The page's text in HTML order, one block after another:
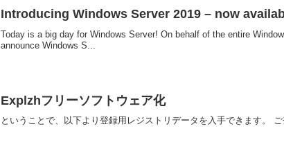
Introducing Windows Server 2019 – now
Today is a big day for Windows Server! On behalf of the entire
announce Windows S...
Explzhフリーソフトウェア化
ということで、以下より登録用レジストリデータを入手できます。